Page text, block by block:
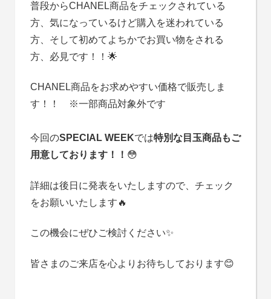
普段からCHANEL商品をチェックされている
方、気になっているけど購入を迷われている
方、そして初めてよちかでお買い物をされる
方、必見です！！🌟
CHANEL商品をお求めやすい価格で販売しま
す！！ ※一部商品対象外です
今回のSPECIAL WEEKでは特別な目玉商品もご
用意しております！！ 😳
詳細は後日に発表をいたしますので、チェック
をお願いいたします🔥
この機会にぜひご検討ください✨
皆さまのご来店を心よりお待ちしております😊